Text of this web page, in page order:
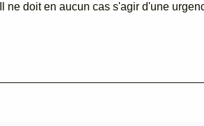
Il ne doit en aucun cas s'agir d'une